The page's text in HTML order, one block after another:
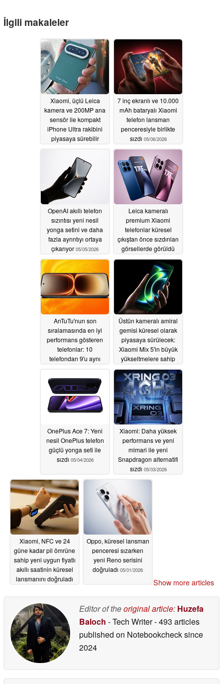
İlgili makaleler
Xiaomi, üçlü Leica
kamera ve 200MP ana
sensör ile kompakt
iPhone Ultra rakibini
piyasaya sürebilir
7 inç ekranlı ve 10.000
mAh bataryalı Xiaomi
telefon lansman
penceresiyle birlikte
sızdı 05/06/2026
OpenAI akıllı telefon
sızıntısı yeni nesil
yonga setini ve daha
fazla ayrıntıyı ortaya
çıkarıyor 05/05/2026
Leica kameralı
premium Xiaomi
telefonlar küresel
çıkıştan önce sızdırılan
görsellerde görüldü
05/05/2026
AnTuTu'nun son
sıralamasında en iyi
performans gösteren
telefonlar: 10
telefondan 9'u aynı
05/04/2026
Üstün kameralı amiral
gemisi küresel olarak
piyasaya sürülecek:
Xiaomi Mix 5'in büyük
yükseltmelere sahip
olması bekleniyor
05/04/2026
OnePlus Ace 7: Yeni
nesil OnePlus telefon
güçlü yonga seti ile
sızdı 05/04/2026
Xiaomi: Daha yüksek
performans ve yeni
mimari ile yeni
Snapdragon alternatifi
sızdı 05/03/2026
Xiaomi, NFC ve 24
güne kadar pil ömrüne
sahip yeni uygun fiyatlı
akıllı saatinin küresel
lansmanını doğruladı
Oppo, küresel lansman
penceresi sızarken
yeni Reno serisini
doğruladı 05/01/2026
Show more articles
Editor of theoriginal article: Huzefa
Baloch - Tech Writer- 493 articles
published on Notebookchecksince
2024